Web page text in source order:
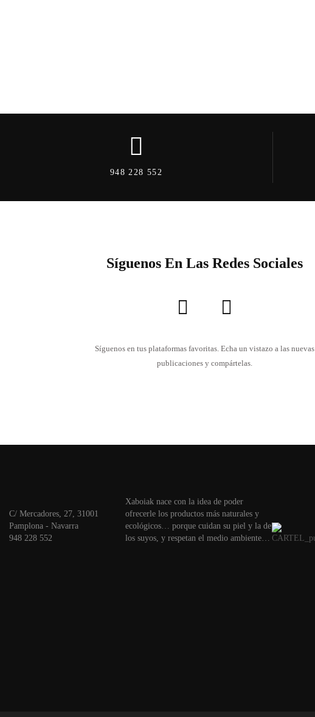
948 228 552
Síguenos En Las Redes Sociales
Síguenos en tus plataformas favoritas. Echa un vistazo a las nuevas
publicaciones y compártelas.
C/ Mercadores, 27, 31001
Pamplona - Navarra
948 228 552
Xaboiak nace con la idea de poder
ofrecerle los productos más naturales y
ecológicos… porque cuidan su piel y la de
los suyos, y respetan el medio ambiente…